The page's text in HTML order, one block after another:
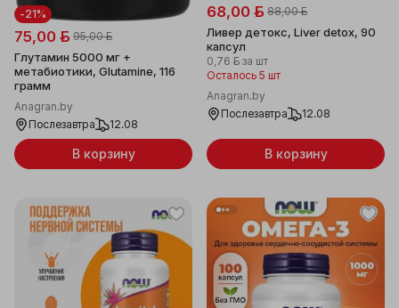
-21%
75,00 ƃ 95,00 ƃ
Глутамин 5000 мг +
метабиотики, Glutamine, 116
грамм
Anagran.by
Послезавтра
12.08
В корзину
68,00 ƃ 88,00 ƃ
Ливер детокс, Liver detox, 90
капсул
0,76 ƃ за шт
Осталось 5 шт
Anagran.by
Послезавтра
12.08
В корзину